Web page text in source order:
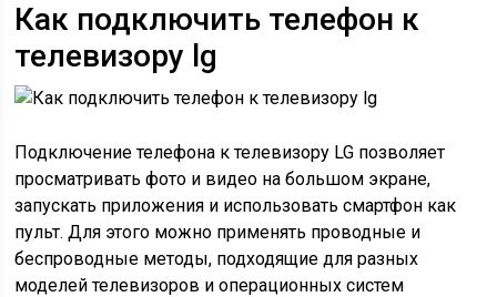
Как подключить телефон к
телевизору lg
Подключение телефона к телевизору LG позволяет
просматривать фото и видео на большом экране,
запускать приложения и использовать смартфон как
пульт. Для этого можно применять проводные и
беспроводные методы, подходящие для разных
моделей телевизоров и операционных систем